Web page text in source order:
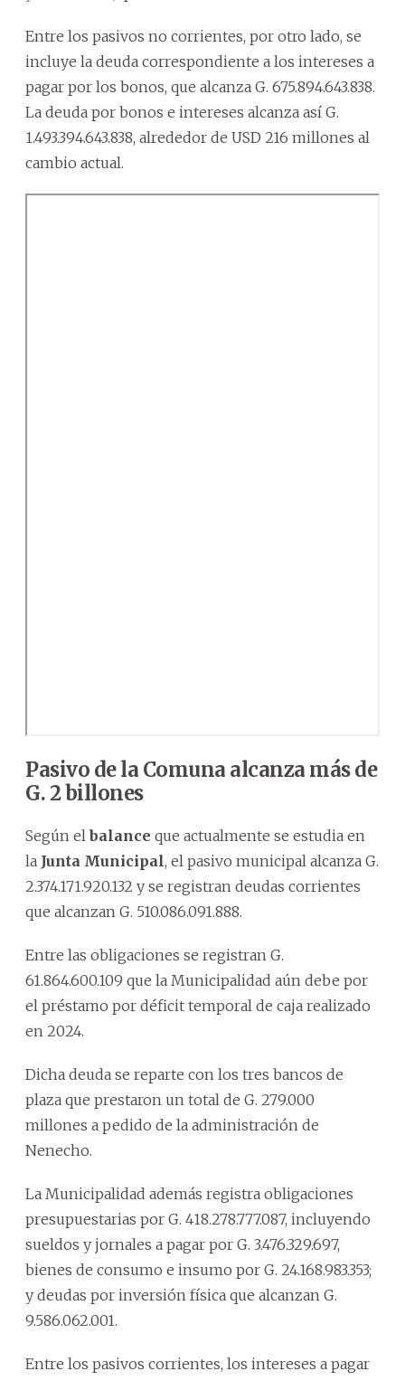
Entre los pasivos no corrientes, por otro lado, se
incluye la deuda correspondiente a los intereses a
pagar por los bonos, que alcanza G. 675.894.643.838.
La deuda por bonos e intereses alcanza así G.
1.493.394.643.838, alrededor de USD 216 millones al
cambio actual.
Pasivo de la Comuna alcanza más de
G. 2 billones
Según el balance que actualmente se estudia en
la Junta Municipal, el pasivo municipal alcanza G.
2.374.171.920.132 y se registran deudas corrientes
que alcanzan G. 510.086.091.888.
Entre las obligaciones se registran G.
61.864.600.109 que la Municipalidad aún debe por
el préstamo por déficit temporal de caja realizado
en 2024.
Dicha deuda se reparte con los tres bancos de
plaza que prestaron un total de G. 279.000
millones a pedido de la administración de
Nenecho.
La Municipalidad además registra obligaciones
presupuestarias por G. 418.278.777.087, incluyendo
sueldos y jornales a pagar por G. 3.476.329.697,
bienes de consumo e insumo por G. 24.168.983.353;
y deudas por inversión física que alcanzan G.
9.586.062.001.
Entre los pasivos corrientes, los intereses a pagar